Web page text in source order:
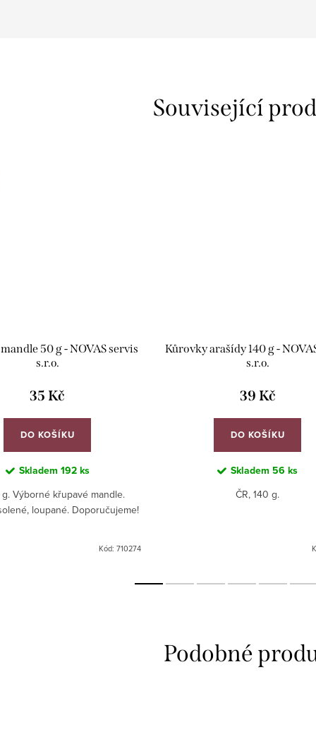
Související
50 g - NOVAS servis
s.r.o.
35 Kč
DO KOŠÍKU
Skladem 192 ks
Výborné křupavé mandle.
loupané. Doporučujeme!
Kód: 710274
Kůrovky arašídy 140 g -
s.r.o.
39 Kč
DO KOŠÍKU
Skladem 56 ks
ČR, 140 g.